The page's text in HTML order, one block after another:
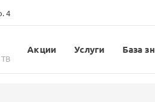
4
ТВ
Акции Услуги База